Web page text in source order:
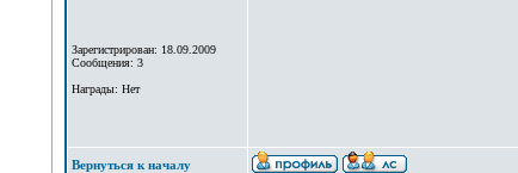
Зарегистрирован: 18.09.2009
Сообщения: 3
Награды: Нет
Вернуться к началу